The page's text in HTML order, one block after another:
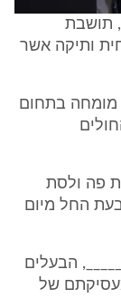
תושבת
ותיקה אשר
מומחה בתחום
פה ולסת
החל מיום
הבעלים
של